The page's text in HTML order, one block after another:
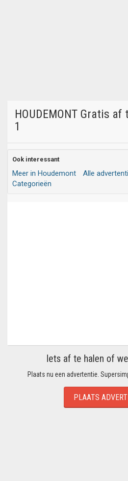
HOUDEMONT Gratis
1
Ook interessant
Meer in Houdemont Alle
Categorieën
Iets af te halen of
Plaats nu een advertentie.
PLAATS